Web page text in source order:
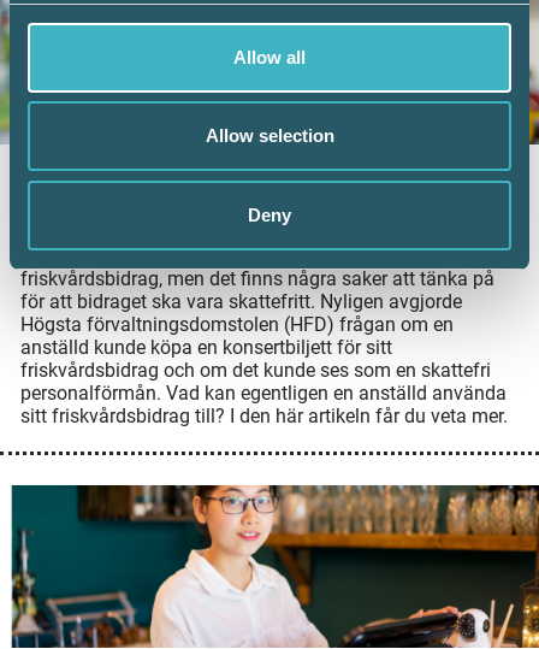
Allow all
Allow selection
Deny
Vad kan friskvårdsbidraget användas till?
Arbetsgivare kan erbjuda sina anställda ett
friskvårdsbidrag, men det finns några saker att tänka på
för att bidraget ska vara skattefritt. Nyligen avgjorde
Högsta förvaltningsdomstolen (HFD) frågan om en
anställd kunde köpa en konsertbiljett för sitt
friskvårdsbidrag och om det kunde ses som en skattefri
personalförmån. Vad kan egentligen en anställd använda
sitt friskvårdsbidrag till? I den här artikeln får du veta mer.